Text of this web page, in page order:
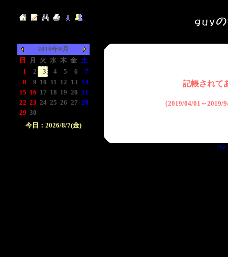
2019年9月
日
月 火 水 木 金 土
1
2 3 4 5 6
7
8
9 10 11 12 13 14
15 16 17 18 19 20 21
22 23 24 25 26 27 28
29 30
今日：2026/8/7(金)
記帳されて
（2019/04/01～2019/
the